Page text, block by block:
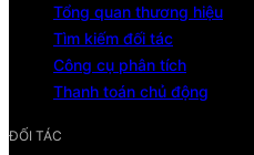
Tổng quan thương hiệu
Tìm kiếm đối tác
Công cụ phân tích
Thanh toán chủ động
ĐỐI TÁC